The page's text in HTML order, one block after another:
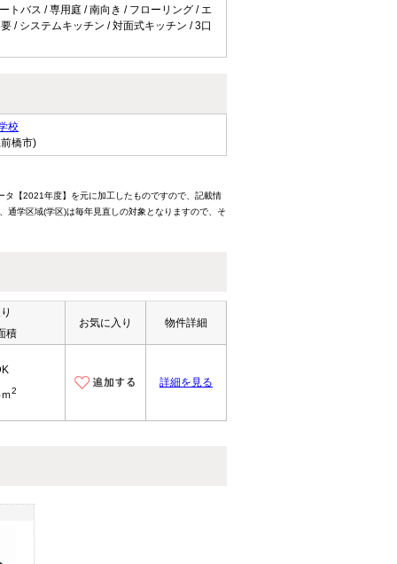
トバス / 専用庭 / 南向き / フローリング / エ
/ システムキッチン / 対面式キッチン / 3口
校
橋市)
タ【2021年度】を元に加工したものですので、記載情
通学区域(学区)は毎年見直しの対象となりますので、そ
積
お気に入り 物件詳細
2
詳細を見る